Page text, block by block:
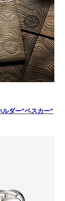
ダー”ベスカー”